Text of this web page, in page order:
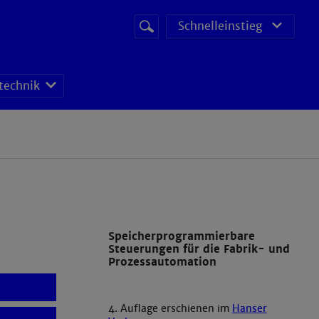
Suchbegriff
Suche
starten
Schnelleinstieg
Speicherprogrammierbare
Steuerungen für die Fabrik- und
Prozessautomation
4. Auflage erschienen im Hanser